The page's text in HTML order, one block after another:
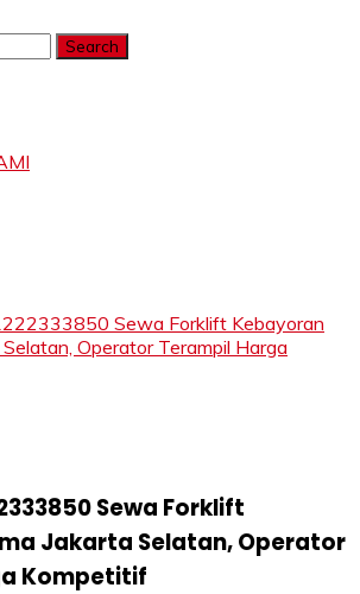
Sewa Forklift Kebayoran
Operator Terampil Harga
Sewa Forklift
Jakarta Selatan, Operator
Kompetitif